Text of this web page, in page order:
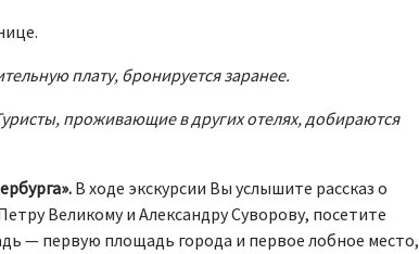
плату, бронируется заранее.
проживающие в других отелях, добираются
В ходе экскурсии Вы услышите рассказ о
Великому и Александру Суворову, посетите
— первую площадь города и первое лобное место,